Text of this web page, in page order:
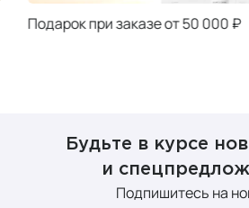
Подарок при заказе от 50 000 ₽
Будьте в курсе
и
Подпишитесь на